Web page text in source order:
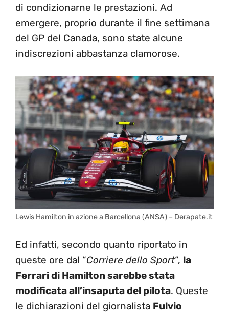
di condizionarne le prestazioni. Ad
emergere, proprio durante il fine settimana
del GP del Canada, sono state alcune
indiscrezioni abbastanza clamorose.
Lewis Hamilton in azione a Barcellona (ANSA) – Derapate.it
Ed infatti, secondo quanto riportato in
queste ore dal “Corriere dello Sport“, la
Ferrari di Hamilton sarebbe stata
modificata all’insaputa del pilota. Queste
le dichiarazioni del giornalista Fulvio